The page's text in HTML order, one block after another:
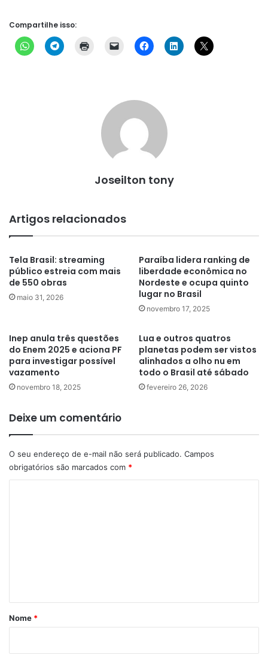
Compartilhe isso:
Joseilton tony
Artigos relacionados
Tela Brasil: streaming
público estreia com mais
de 550 obras
maio 31, 2026
Paraíba lidera ranking de
liberdade econômica no
Nordeste e ocupa quinto
lugar no Brasil
novembro 17, 2025
Inep anula três questões
do Enem 2025 e aciona PF
para investigar possível
vazamento
novembro 18, 2025
Lua e outros quatros
planetas podem ser vistos
alinhados a olho nu em
todo o Brasil até sábado
fevereiro 26, 2026
Deixe um comentário
O seu endereço de e-mail não será publicado. Campos
obrigatórios são marcados com *
rNome *